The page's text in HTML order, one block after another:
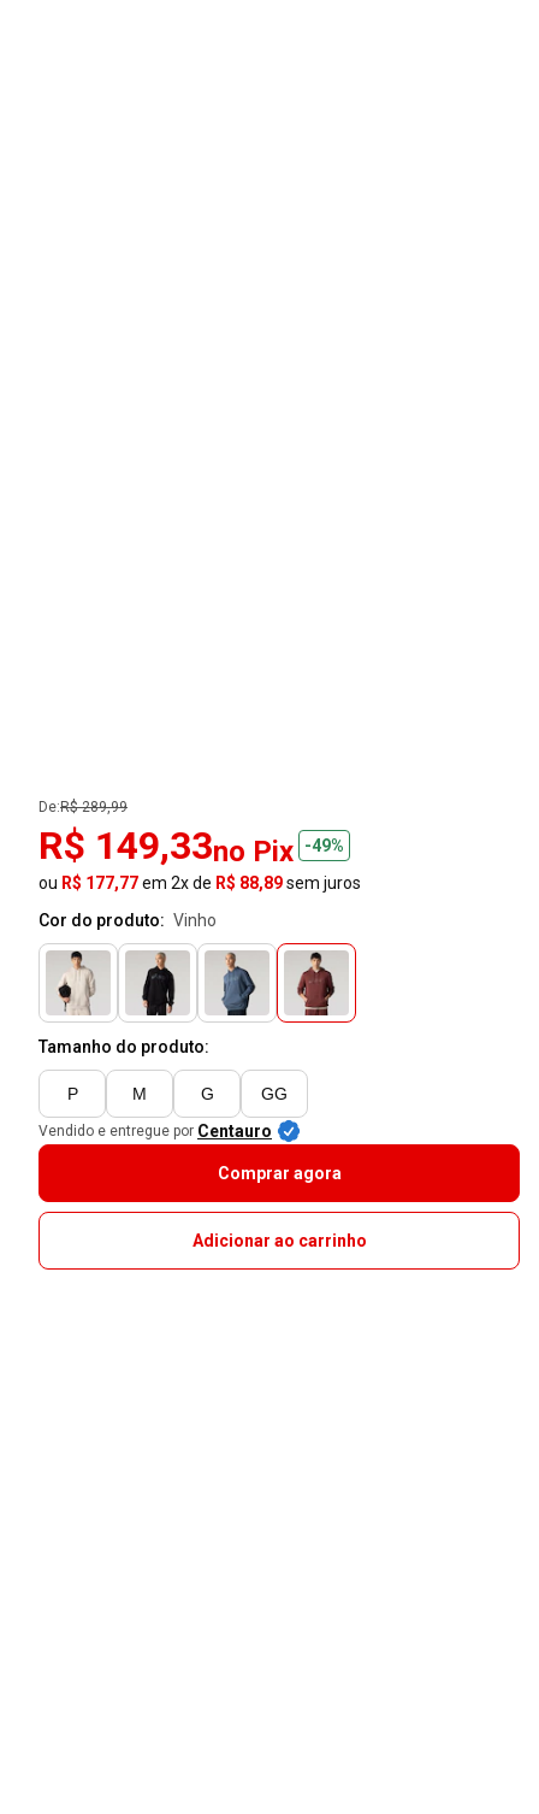
De:R$ 289,99
R$ 149,33no Pix
-49%
ou R$ 177,77em 2x de R$ 88,89sem juros
Cor do produto:
vinho
Tamanho do produto:
P M G GG
Vendido e entregue por Centauro
Comprar agora
Adicionar ao carrinho